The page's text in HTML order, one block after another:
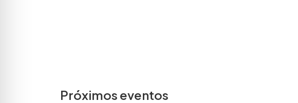
Próximos eventos